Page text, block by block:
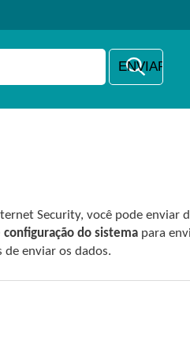
Security, você pode enviar
configuração do sistema para
de enviar os dados.